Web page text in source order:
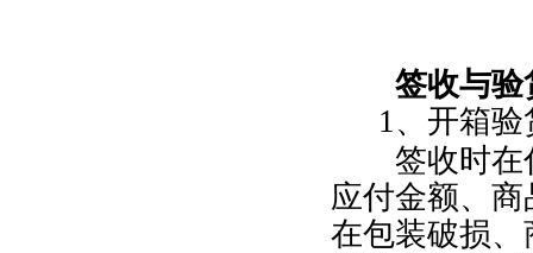
签收与验
1、开箱验
签收时在付
应付金额、
在包装破损